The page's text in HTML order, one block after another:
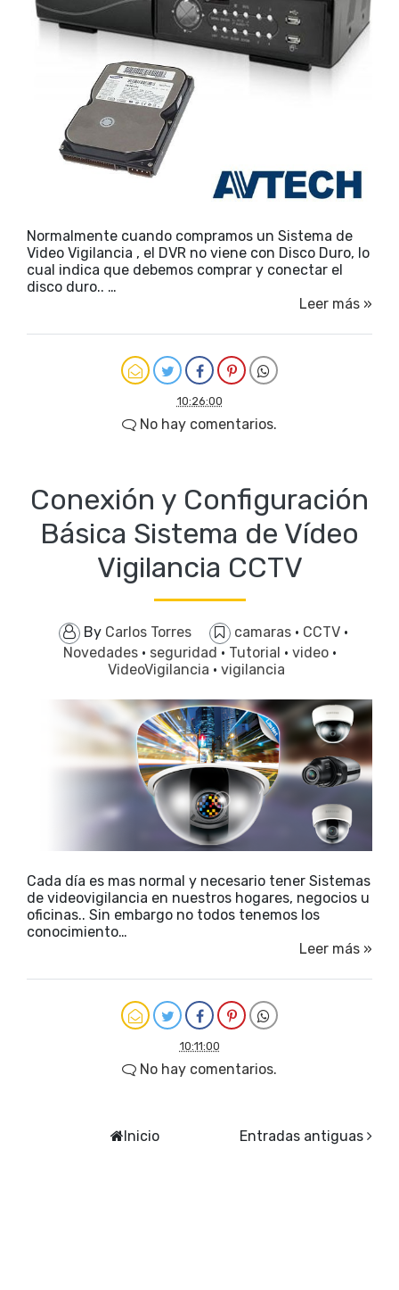
Normalmente cuando compramos un Sistema de
Video Vigilancia , el DVR no viene con Disco Duro, lo
cual indica que debemos comprar y conectar el
disco duro.. …
Leer más »
10:26:00
No hay comentarios.
Conexión y Configuración
Básica Sistema de Vídeo
Vigilancia CCTV
By Carlos Torres camaras · CCTV ·
Novedades · seguridad · Tutorial · video ·
VideoVigilancia · vigilancia
Cada día es mas normal y necesario tener Sistemas
de videovigilancia en nuestros hogares, negocios u
oficinas.. Sin embargo no todos tenemos los
conocimiento…
Leer más »
10:11:00
No hay comentarios.
Entradas antiguas
Inicio